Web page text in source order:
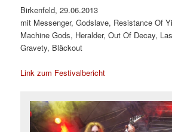
Birkenfeld, 29.06.2013
mit Messenger, Godslave, Resistance Of
Machine Gods, Heralder, Out Of Decay,
Gravety, Bläckout
Link zum Festivalbericht